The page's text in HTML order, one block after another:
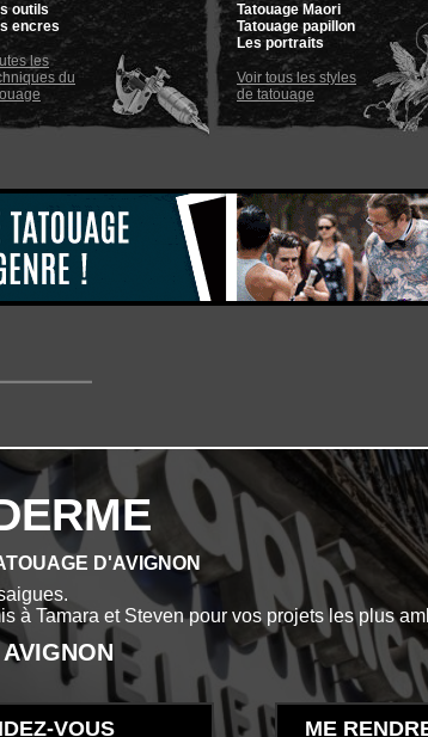
outils
encres
les
du
Tatouage Maori
Tatouage papillon
Les portraits
Voir tous les styles
de tatouage
D'AVIGNON
à Tamara et Steven pour vos projets les plus
VOUS ME